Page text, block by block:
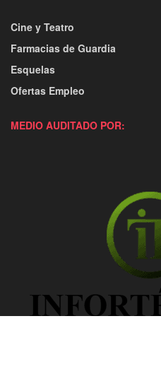
Cine y Teatro
Farmacias de Guardia
Esquelas
Ofertas Empleo
MEDIO AUDITADO POR: